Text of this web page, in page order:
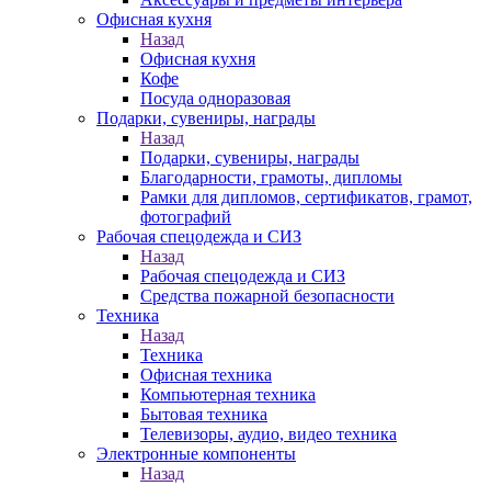
Офисная кухня
Назад
Офисная кухня
Кофе
Посуда одноразовая
Подарки, сувениры, награды
Назад
Подарки, сувениры, награды
Благодарности, грамоты, дипломы
Рамки для дипломов, сертификатов, грамот,
фотографий
Рабочая спецодежда и СИЗ
Назад
Рабочая спецодежда и СИЗ
Средства пожарной безопасности
Техника
Назад
Техника
Офисная техника
Компьютерная техника
Бытовая техника
Телевизоры, аудио, видео техника
Электронные компоненты
Назад